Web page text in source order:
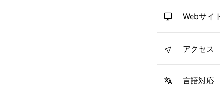
Webサイ
アクセス
言語対応